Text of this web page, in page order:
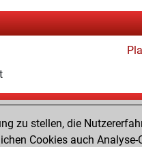
zu stellen, die
Cookies auch